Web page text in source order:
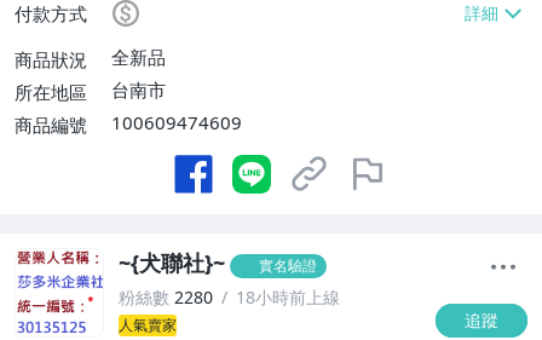
付款方式
商品狀況
全新品
所在地區
台南市
商品編號
100609474609
~{犬聯社}~ 實名驗證
粉絲數 2280 18小時前上線
人氣賣家 追蹤